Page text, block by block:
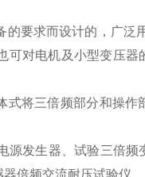
要求而设计的，广泛
对电机及小型变压
式将三倍频部分和操
发生器、试验三倍频
倍频交流耐压试验仪